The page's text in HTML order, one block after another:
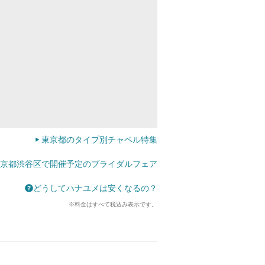
東京都のタイプ別チャペル特集
都渋谷区で開催予定のブライダルフェア
どうしてハナユメは安くなるの？
※料金はすべて税込み表示です。